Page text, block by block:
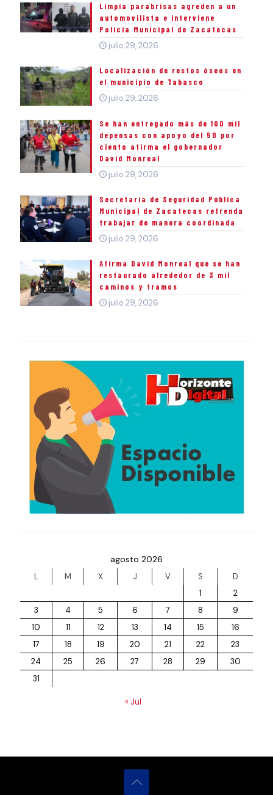
Limpia parabrisas agreden a un
automovilista e interviene
Policía Municipal de Zacatecas
julio 29, 2026
Localización de restos óseos en
el municipio de Tabasco
julio 29, 2026
Se han entregado más de 100 mil
depensas con apoyo del 50 por
ciento afirma el gobernador
David Monreal
julio 29, 2026
Secretaría de Seguridad Pública
Municipal de Zacatecas refrenda
trabajar de manera coordinada
julio 29, 2026
Afirma David Monreal que se han
restaurado alrededor de 3 mil
caminos y tramos
julio 29, 2026
agosto 2026
L M X J V S
D
1
2
3
4 5 6 7 8
9
10
11 12 13 14 15
16
17
18 19 20 21 22
23
24
25 26 27 28 29
30
31
« Jul